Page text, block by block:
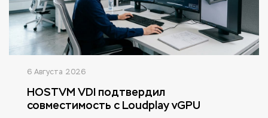
6 Августа 2026
HOSTVM VDI подтвердил
совместимость с Loudplay vGPU